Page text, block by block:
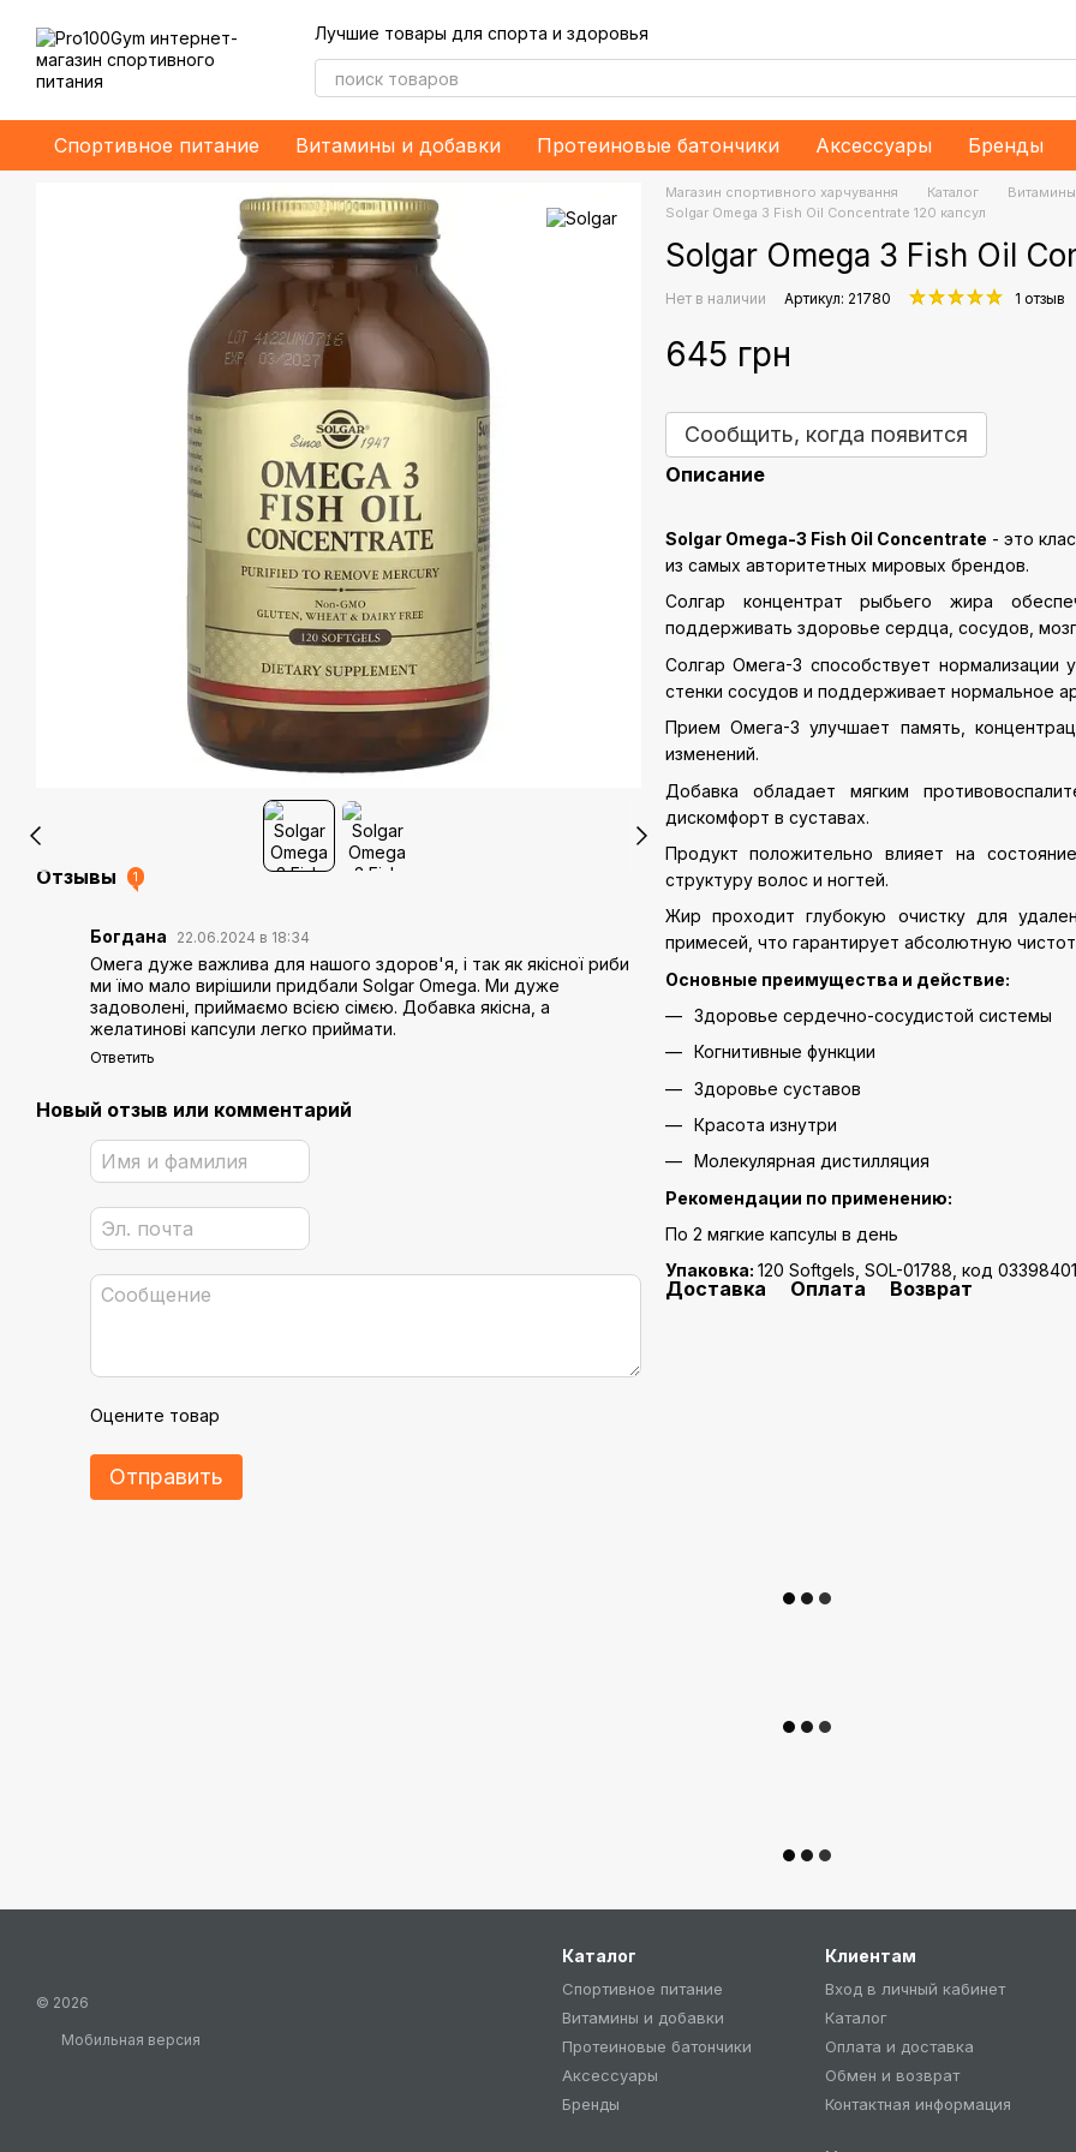
Лучшие товары для спорта и здоровья
Спортивное питание Витамины и добавки Протеиновые батончики Аксессуары Бренды
Отзывы 1
Богдана 22.06.2024 в 18:34
Омега дуже важлива для нашого здоров'я, і так як якісної риби
ми їмо мало вирішили придбали Solgar Omega. Ми дуже
задоволені, приймаємо всією сімєю. Добавка якісна, а
желатинові капсули легко приймати.
Ответить
Новый отзыв или комментарий
Оцените товар
Отправить
Магазин спортивного харчування Каталог
Solgar Omega 3 Fish Oil Concentrate 120 капсул
Solgar Omega 3 Fish Oil
Нет в наличии Артикул: 21780 1 отзыв
645 грн
Сообщить, когда появится
Описание
Solgar Omega-3 Fish Oil Concentrate - это
из самых авторитетных мировых брендов.
Солгар концентрат рыбьего жира
поддерживать здоровье сердца, сосудов,
Солгар Омега-3 способствует нормализации
стенки сосудов и поддерживает нормальное
Прием Омега-3 улучшает память,
изменений.
Добавка обладает мягким
дискомфорт в суставах.
Продукт положительно влияет на
структуру волос и ногтей.
Жир проходит глубокую очистку для
примесей, что гарантирует абсолютную
Основные преимущества и действие:
Здоровье сердечно-сосудистой системы
Когнитивные функции
Здоровье суставов
Красота изнутри
Молекулярная дистилляция
Рекомендации по применению:
По 2 мягкие капсулы в день
Упаковка: 120 Softgels, SOL-01788, код
Доставка Оплата Возврат
© 2026
Мобильная версия
Каталог
Спортивное питание
Витамины и добавки
Протеиновые батончики
Аксессуары
Бренды
Клиентам
Вход в личный кабинет
Каталог
Оплата и доставка
Обмен и возврат
Контактная информация